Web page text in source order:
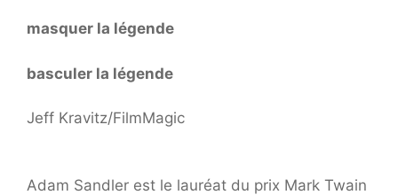
masquer la légende
basculer la légende
Jeff Kravitz/FilmMagic
Adam Sandler est le lauréat du prix Mark Twain